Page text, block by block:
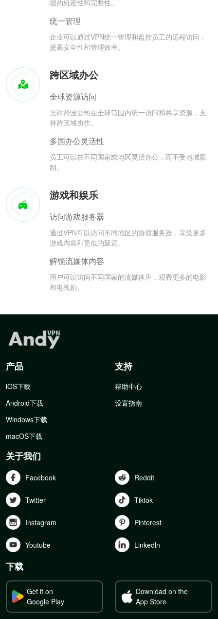
据的机密性和完整性。
统一管理
企业可以通过VPN统一管理和监控员工的远程访问，
提高安全性和管理效率。
跨区域办公
全球资源访问
允许跨国公司在全球范围内统一访问和共享资源，支
持跨区域协作。
多国办公灵活性
员工可以在不同国家或地区灵活办公，而不受地域限
制。
游戏和娱乐
访问游戏服务器
通过VPN可以访问不同地区的游戏服务器，享受更多
游戏内容和更低的延迟。
解锁流媒体内容
用户可以访问不同国家的流媒体库，观看更多的电影
和电视剧。
产品
iOS下载
Android下载
Windows下载
macOS下载
支持
帮助中心
设置指南
关于我们
Facebook Reddit
Twitter Tiktok
Instagram Pinterest
Youtube Linkedln
下载
Get it on
Google Play
Download on the
App Store